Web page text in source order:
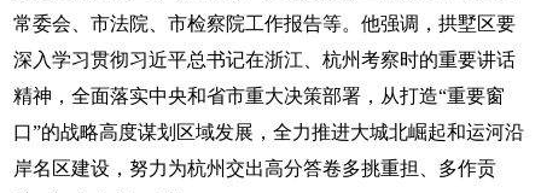
常委会、市法院、市检察院工作报告等。他强调，拱墅区要
深入学习贯彻习近平总书记在浙江、杭州考察时的重要讲话
精神，全面落实中央和省市重大决策部署，从打造“重要窗
口”的战略高度谋划区域发展，全力推进大城北崛起和运河沿
岸名区建设，努力为杭州交出高分答卷多挑重担、多作贡